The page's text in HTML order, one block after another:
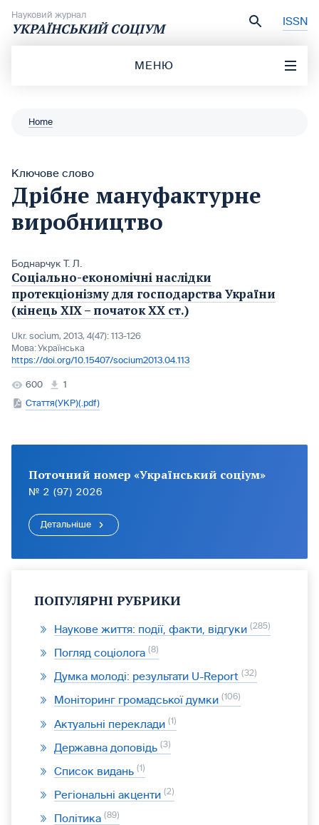
Науковий журнал
УКРАЇНСЬКИЙ СОЦІУМ ISSN
МЕНЮ
Home
Ключове слово
Дрібне мануфактурне
виробництво
Боднарчук Т. Л.
Соціально-економічні наслідки
протекціонізму для господарства України
(кінець ХІХ – початок ХХ ст.)
Ukr. socìum, 2013, 4(47): 113-126
Мова:Українська
https://doi.org/10.15407/socium2013.04.113
600
1
Стаття(УКР)(.pdf)
Поточний номер «Український соціум»
№ 2 (97) 2026
Детальніше
ПОПУЛЯРНІ РУБРИКИ
Наукове життя: події, факти, відгуки 285
Погляд соціолога 8
Думка молоді: результати U-Report 32
Моніторинг громадської думки 106
Актуальні переклади 1
Державна доповідь 3
Список видань 1
Регіональні акценти 2
Політика 89